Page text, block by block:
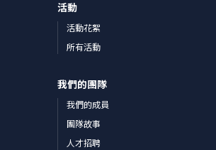
活動
活動花絮
所有活動
我們的團隊
我們的成員
團隊故事
人才招聘